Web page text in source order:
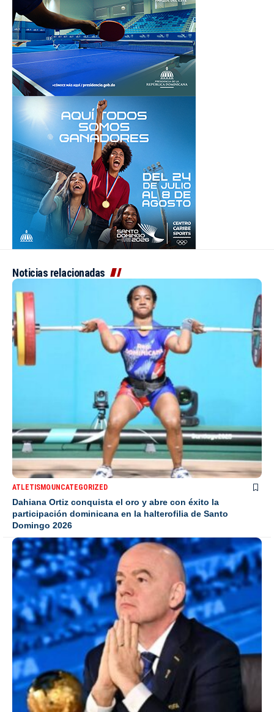
Noticias relacionadas
ATLETISMOUNCATEGORIZED
Dahiana Ortiz conquista el oro y abre con éxito la
participación dominicana en la halterofilia de Santo
Domingo 2026